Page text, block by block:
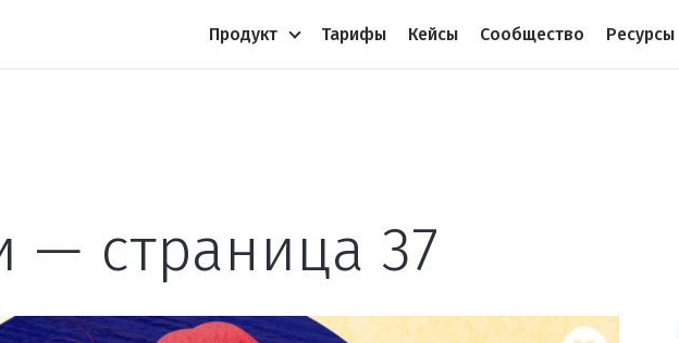
Продукт Тарифы Кейсы Сообщество Ресурсы
— страница 37